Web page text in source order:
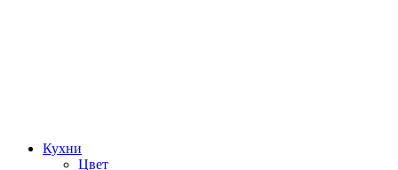
Кухни
Цвет